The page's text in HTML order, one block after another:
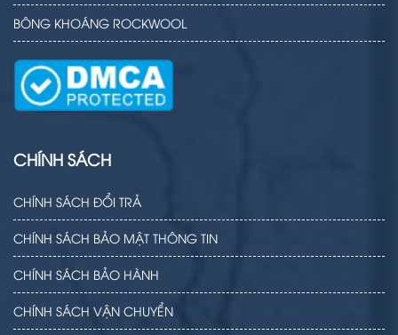
BÔNG KHOÁNG ROCKWOOL
CHÍNH SÁCH
CHÍNH SÁCH ĐỔI TRẢ
CHÍNH SÁCH BẢO MẬT THÔNG TIN
CHÍNH SÁCH BẢO HÀNH
CHÍNH SÁCH VẬN CHUYỂN